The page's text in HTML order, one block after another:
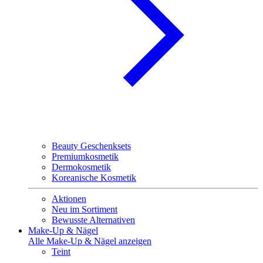
Beauty Geschenksets
Premiumkosmetik
Dermokosmetik
Koreanische Kosmetik
Aktionen
Neu im Sortiment
Bewusste Alternativen
Make-Up & Nägel
Alle Make-Up & Nägel anzeigen
Teint